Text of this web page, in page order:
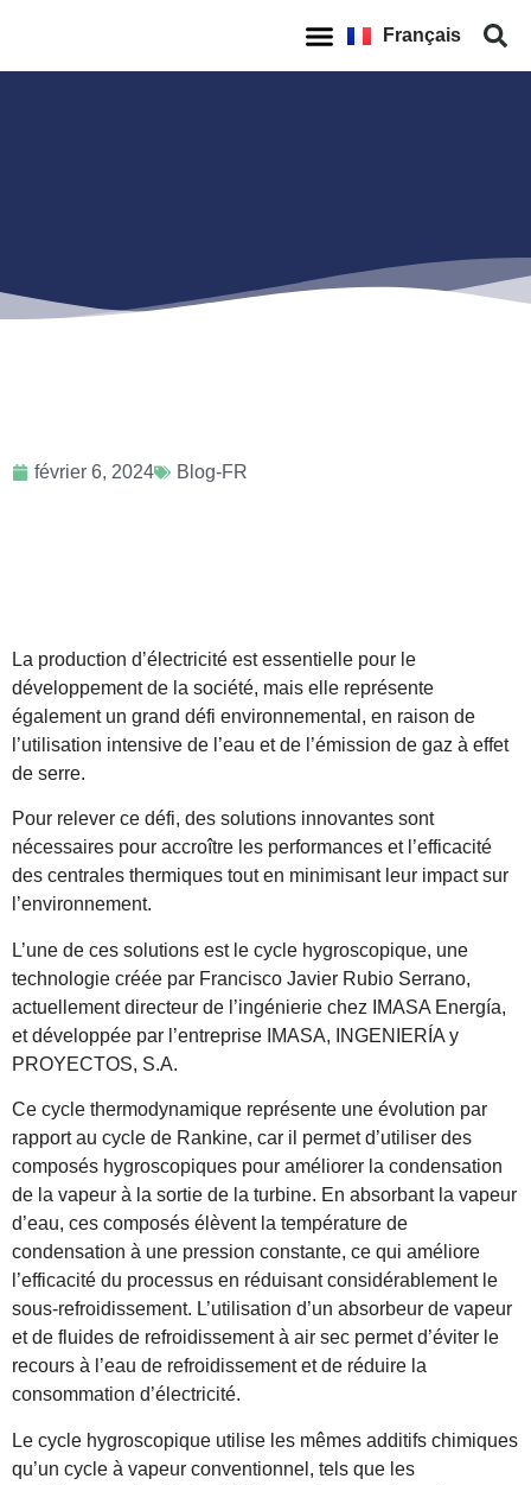
Français
English
février 6, 2024 Blog-FR
La production d’électricité est essentielle pour le
développement de la société, mais elle représente
également un grand défi environnemental, en raison de
l’utilisation intensive de l’eau et de l’émission de gaz à effet
de serre.
Pour relever ce défi, des solutions innovantes sont
nécessaires pour accroître les performances et l’efficacité
des centrales thermiques tout en minimisant leur impact sur
l’environnement.
L’une de ces solutions est le cycle hygroscopique, une
technologie créée par Francisco Javier Rubio Serrano,
actuellement directeur de l’ingénierie chez IMASA Energía,
et développée par l’entreprise IMASA, INGENIERÍA y
PROYECTOS, S.A.
Ce cycle thermodynamique représente une évolution par
rapport au cycle de Rankine, car il permet d’utiliser des
composés hygroscopiques pour améliorer la condensation
de la vapeur à la sortie de la turbine. En absorbant la vapeur
d’eau, ces composés élèvent la température de
condensation à une pression constante, ce qui améliore
l’efficacité du processus en réduisant considérablement le
sous-refroidissement. L’utilisation d’un absorbeur de vapeur
et de fluides de refroidissement à air sec permet d’éviter le
recours à l’eau de refroidissement et de réduire la
consommation d’électricité.
Le cycle hygroscopique utilise les mêmes additifs chimiques
qu’un cycle à vapeur conventionnel, tels que les